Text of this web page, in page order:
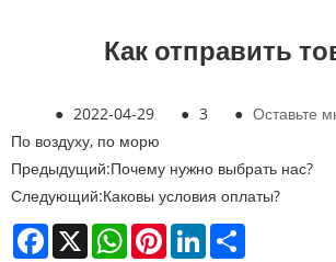
Как отправить
● 2022-04-29 ● 3 ● Оставьте
По воздуху, по морю
Предыдущий:Почему нужно выбрать нас?
Следующий:Каковы условия оплаты?
Facebook
X WhatsAppPinterestLinkedIn